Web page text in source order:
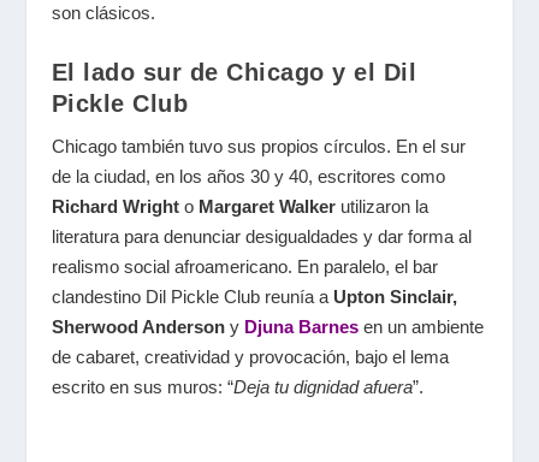
son clásicos.
El lado sur de Chicago y el Dil
Pickle Club
Chicago también tuvo sus propios círculos. En el sur
de la ciudad, en los años 30 y 40, escritores como
Richard Wrighto Margaret Walkerutilizaron la
literatura para denunciar desigualdades y dar forma al
realismo social afroamericano. En paralelo, el bar
clandestino Dil Pickle Club reunía a Upton Sinclair,
Sherwood Andersony Djuna Barnesen un ambiente
de cabaret, creatividad y provocación, bajo el lema
escrito en sus muros: “Deja tu dignidad afuera”.